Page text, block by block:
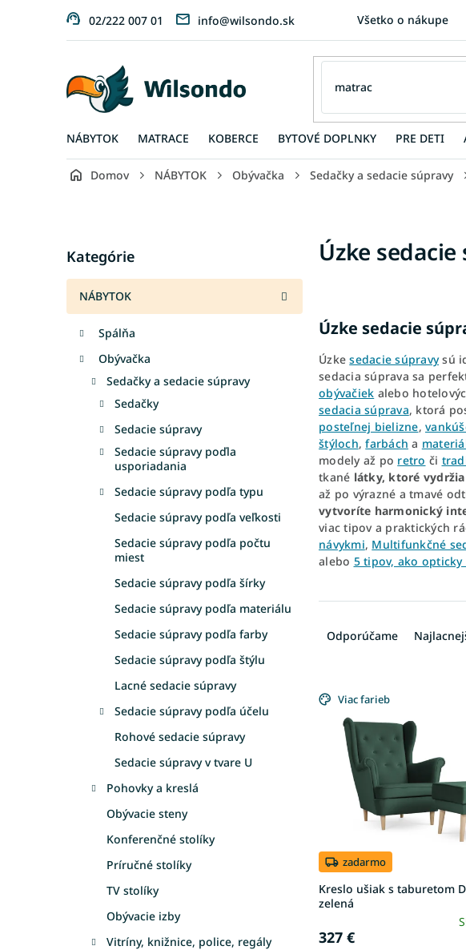
02/222 007 01 info@wilsondo.sk Všetko o nákupe
NÁBYTOK MATRACE KOBERCE BYTOVÉ DOPLNKY PRE DETI
Domov NÁBYTOK Obývačka Sedačky a sedacie súpravy
n
ý
p
kategórie
Kategórie
NÁBYTOK
Spálňa
Obývačka
Sedačky a sedacie súpravy
Sedačky
Sedacie súpravy
Sedacie súpravy poďla
usporiadania
Sedacie súpravy podľa typu
Sedacie súpravy podľa veľkosti
Sedacie súpravy podľa počtu
miest
Sedacie súpravy podľa šírky
Sedacie súpravy podľa materiálu
Sedacie súpravy podľa farby
Sedacie súpravy podľa štýlu
Lacné sedacie súpravy
Sedacie súpravy podľa účelu
Rohové sedacie súpravy
Sedacie súpravy v tvare U
Pohovky a kreslá
Obývacie steny
Konferenčné stolíky
Príručné stolíky
TV stolíky
Obývacie izby
Vitríny, knižnice, police, regály
Úzke
Úzke sedacie
Úzkesedacie súpravysú
sedacia súprava sa
obývačiek alebo
sedacia súprava, ktorá
posteľnej bielizne,
štýloch,farbách a
modely až po retro či
tkané látky, ktoré
až po výrazné a tmavé
vytvoríte harmonický
viac tipov a praktických
návykmi, Multifunkčné
alebo 5 tipov, ako opticky
a
i
o
v
Odporúčame
ý
k
t
o
v
Viac farieb
zadarmo
Kreslo ušiak s taburetom
zelená
327 €